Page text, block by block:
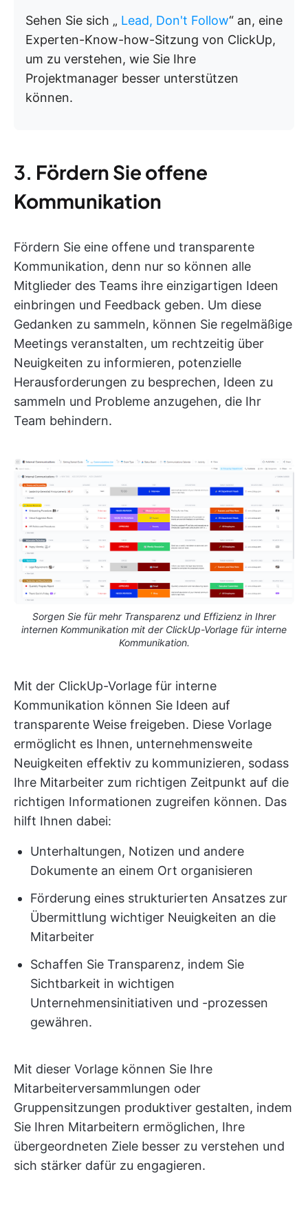
Sehen Sie sich „ Lead, Don't Follow“ an, eine
Experten-Know-how-Sitzung von ClickUp,
um zu verstehen, wie Sie Ihre
Projektmanager besser unterstützen
können.
3. Fördern Sie offene
Kommunikation
Fördern Sie eine offene und transparente
Kommunikation, denn nur so können alle
Mitglieder des Teams ihre einzigartigen Ideen
einbringen und Feedback geben. Um diese
Gedanken zu sammeln, können Sie regelmäßige
Meetings veranstalten, um rechtzeitig über
Neuigkeiten zu informieren, potenzielle
Herausforderungen zu besprechen, Ideen zu
sammeln und Probleme anzugehen, die Ihr
Team behindern.
Sorgen Sie für mehr Transparenz und Effizienz in Ihrer
internen Kommunikation mit der ClickUp-Vorlage für interne
Kommunikation.
Mit der ClickUp-Vorlage für interne
Kommunikation können Sie Ideen auf
transparente Weise freigeben. Diese Vorlage
ermöglicht es Ihnen, unternehmensweite
Neuigkeiten effektiv zu kommunizieren, sodass
Ihre Mitarbeiter zum richtigen Zeitpunkt auf die
richtigen Informationen zugreifen können. Das
hilft Ihnen dabei:
Unterhaltungen, Notizen und andere
Dokumente an einem Ort organisieren
Förderung eines strukturierten Ansatzes zur
Übermittlung wichtiger Neuigkeiten an die
Mitarbeiter
Schaffen Sie Transparenz, indem Sie
Sichtbarkeit in wichtigen
Unternehmensinitiativen und -prozessen
gewähren.
Mit dieser Vorlage können Sie Ihre
Mitarbeiterversammlungen oder
Gruppensitzungen produktiver gestalten, indem
Sie Ihren Mitarbeitern ermöglichen, Ihre
übergeordneten Ziele besser zu verstehen und
sich stärker dafür zu engagieren.